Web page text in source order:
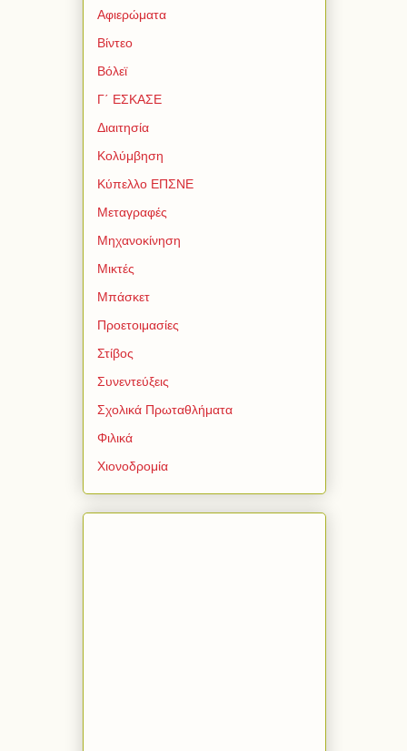
Αφιερώματα
Βίντεο
Βόλεϊ
Γ΄ ΕΣΚΑΣΕ
Διαιτησία
Κολύμβηση
Κύπελλο ΕΠΣΝΕ
Μεταγραφές
Μηχανοκίνηση
Μικτές
Μπάσκετ
Προετοιμασίες
Στίβος
Συνεντεύξεις
Σχολικά Πρωταθλήματα
Φιλικά
Χιονοδρομία